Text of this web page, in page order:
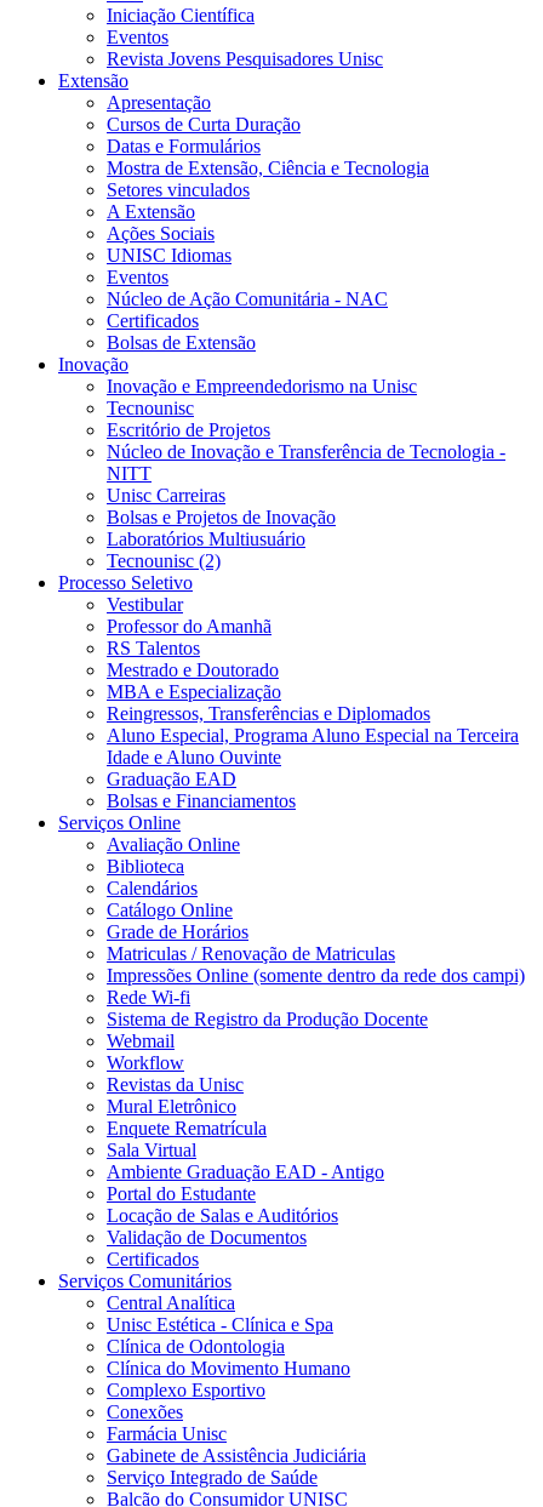
Iniciação Científica
Eventos
Revista Jovens Pesquisadores Unisc
Extensão
Apresentação
Cursos de Curta Duração
Datas e Formulários
Mostra de Extensão, Ciência e Tecnologia
Setores vinculados
A Extensão
Ações Sociais
UNISC Idiomas
Eventos
Núcleo de Ação Comunitária - NAC
Certificados
Bolsas de Extensão
Inovação
Inovação e Empreendedorismo na Unisc
Tecnounisc
Escritório de Projetos
Núcleo de Inovação e Transferência de Tecnologia -
NITT
Unisc Carreiras
Bolsas e Projetos de Inovação
Laboratórios Multiusuário
Tecnounisc (2)
Processo Seletivo
Vestibular
Professor do Amanhã
RS Talentos
Mestrado e Doutorado
MBA e Especialização
Reingressos, Transferências e Diplomados
Aluno Especial, Programa Aluno Especial na Terceira
Idade e Aluno Ouvinte
Graduação EAD
Bolsas e Financiamentos
Serviços Online
Avaliação Online
Biblioteca
Calendários
Catálogo Online
Grade de Horários
Matriculas / Renovação de Matriculas
Impressões Online (somente dentro da rede dos campi)
Rede Wi-fi
Sistema de Registro da Produção Docente
Webmail
Workflow
Revistas da Unisc
Mural Eletrônico
Enquete Rematrícula
Sala Virtual
Ambiente Graduação EAD - Antigo
Portal do Estudante
Locação de Salas e Auditórios
Validação de Documentos
Certificados
Serviços Comunitários
Central Analítica
Unisc Estética - Clínica e Spa
Clínica de Odontologia
Clínica do Movimento Humano
Complexo Esportivo
Conexões
Farmácia Unisc
Gabinete de Assistência Judiciária
Serviço Integrado de Saúde
Balcão do Consumidor UNISC